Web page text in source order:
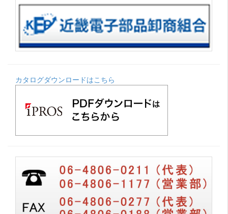
カタログダウンロードはこちら